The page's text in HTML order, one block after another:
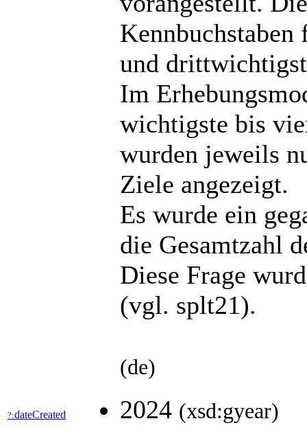
und
Im
wichtigste bis
wurden jeweils
Ziele angezeigt.
Es wurde ein
die Gesamtzahl
Diese Frage
(vgl. splt21).
(de)
?:dateCreated 2024 (xsd:gyear)